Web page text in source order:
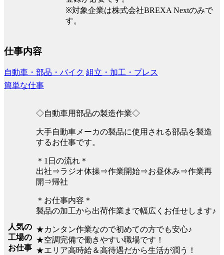
※対象企業は株式会社BREXA Nextのみで
す。
仕事内容
自動車・部品・バイク 組立・加工・プレス
簡単な仕事
人気の
工場の
お仕事
◇自動車用部品の製造作業◇
大手自動車メーカの製品に使用される部品を製造
するお仕事です。
＊1日の流れ＊
出社⇒ラジオ体操⇒作業開始⇒お昼休み⇒作業再
開⇒帰社
＊お仕事内容＊
製品の加工から出荷作業まで幅広くお任せします♪
★カンタン作業なので初めての方でも安心♪
★空調完備で働きやすい職場です！
★エリア高時給＆高待遇だから生活が潤う！